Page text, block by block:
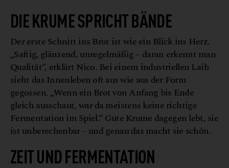
DIE KRUME SPRICHT BÄNDE
Der erste Schnitt ins Brot ist wie ein Blick ins Herz.
„Saftig, glänzend, unregelmäßig – daran erkennt man
Qualität“, erklärt Nico. Bei einem industriellen Laib
sieht das Innenleben oft aus wie aus der Form
gegossen. „Wenn ein Brot von Anfang bis Ende
gleich ausschaut, war da meistens keine richtige
Fermentation im Spiel.“ Gute Krume dagegen lebt, sie
ist unberechenbar – und genau das macht sie schön.
ZEIT UND FERMENTATION